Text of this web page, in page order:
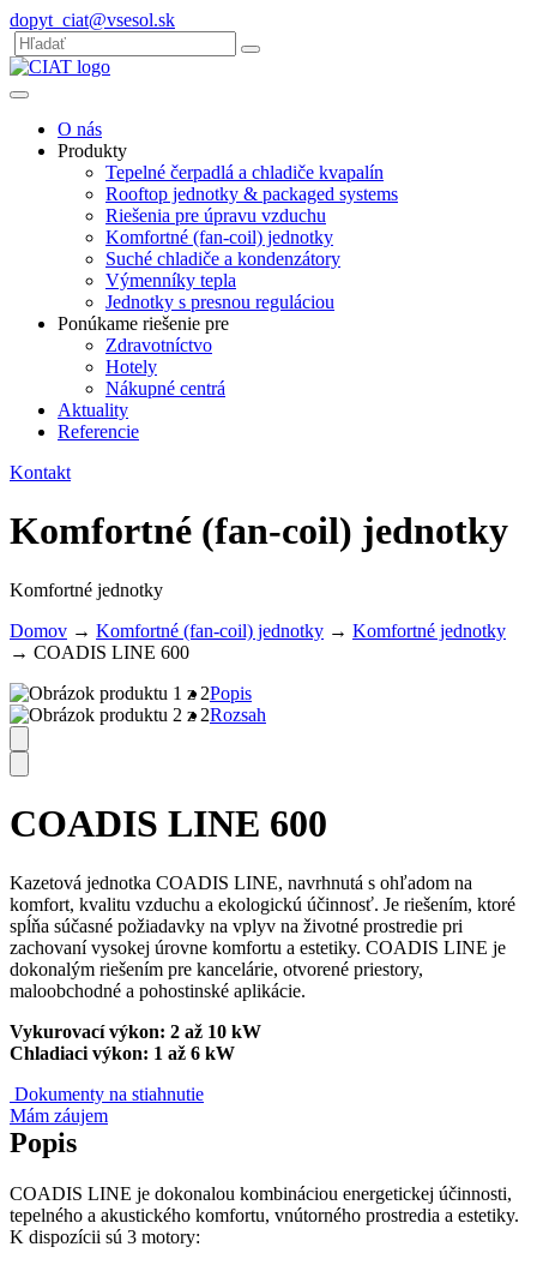
Preskočiť
na
hlavný
dopyt_ciat@vsesol.sk
Vyhľadávanie
Odoslať
O nás
Produkty
Tepelné čerpadlá a chladiče kvapalín
Rooftop jednotky & packaged systems
Riešenia pre úpravu vzduchu
Komfortné (fan-coil) jednotky
Suché chladiče a kondenzátory
Výmenníky tepla
Jednotky s presnou reguláciou
Ponúkame riešenie pre
Zdravotníctvo
Hotely
Nákupné centrá
Aktuality
Referencie
Kontakt
Komfortné (fan-coil) jednotky
Komfortné jednotky
Domov → Komfortné (fan-coil) jednotky → Komfortné jednotky
→ COADIS LINE 600
COADIS LINE 600
Kazetová jednotka COADIS LINE, navrhnutá s ohľadom na
komfort, kvalitu vzduchu a ekologickú účinnosť. Je riešením, ktoré
spĺňa súčasné požiadavky na vplyv na životné prostredie pri
zachovaní vysokej úrovne komfortu a estetiky. COADIS LINE je
dokonalým riešením pre kancelárie, otvorené priestory,
maloobchodné a pohostinské aplikácie.
Vykurovací výkon: 2 až 10 kW
Chladiaci výkon: 1 až 6 kW
Dokumenty na stiahnutie
Mám záujem
Popis
Rozsah
Popis
COADIS LINE je dokonalou kombináciou energetickej účinnosti,
tepelného a akustického komfortu, vnútorného prostredia a estetiky.
K dispozícii sú 3 motory: